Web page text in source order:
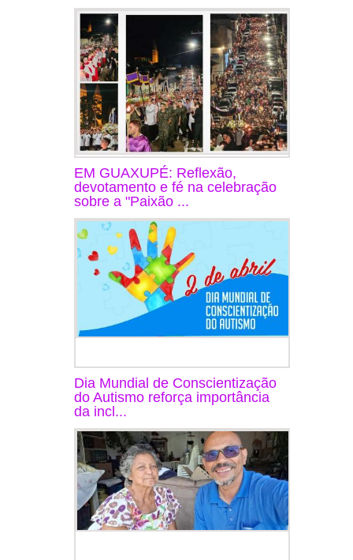
EM GUAXUPÉ: Reflexão,
devotamento e fé na celebração
sobre a "Paixão ...
Dia Mundial de Conscientização
do Autismo reforça importância
da incl...